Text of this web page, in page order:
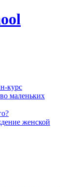
курс
маленьких
женской